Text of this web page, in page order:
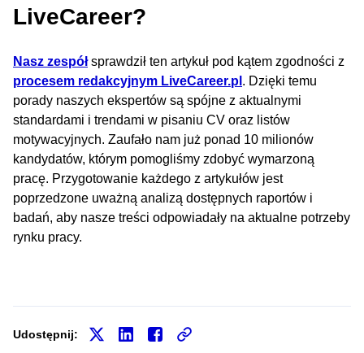
LiveCareer?
Nasz zespółsprawdził ten artykuł pod kątem zgodności z
procesem redakcyjnym LiveCareer.pl . Dzięki temu
porady naszych ekspertów są spójne z aktualnymi
standardami i trendami w pisaniu CV oraz listów
motywacyjnych. Zaufało nam już ponad 10 milionów
kandydatów, którym pomogliśmy zdobyć wymarzoną
pracę. Przygotowanie każdego z artykułów jest
poprzedzone uważną analizą dostępnych raportów i
badań, aby nasze treści odpowiadały na aktualne potrzeby
rynku pracy.
Udostępnij: